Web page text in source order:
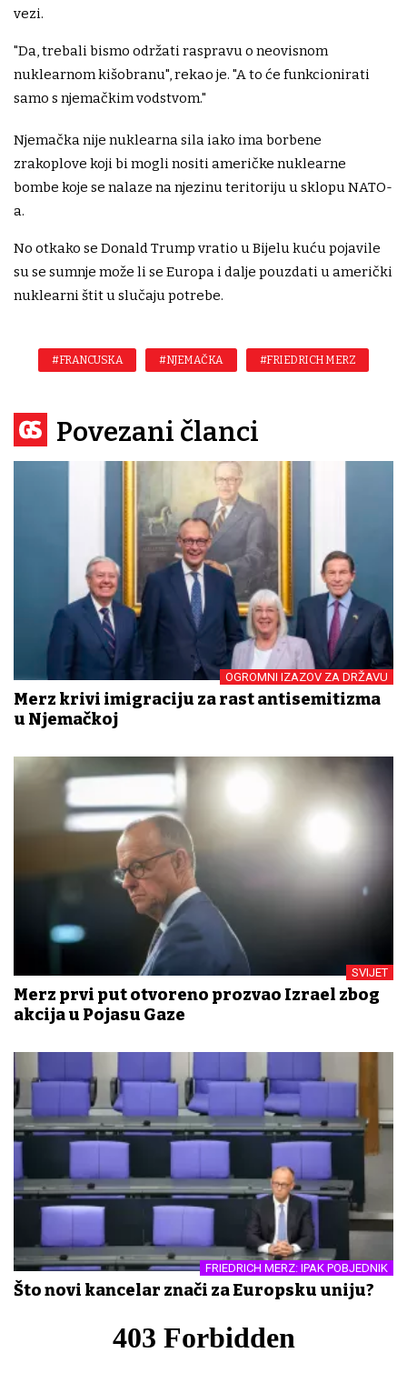
vezi.
"Da, trebali bismo održati raspravu o neovisnom
nuklearnom kišobranu", rekao je. "A to će funkcionirati
samo s njemačkim vodstvom."
Njemačka nije nuklearna sila iako ima borbene
zrakoplove koji bi mogli nositi američke nuklearne
bombe koje se nalaze na njezinu teritoriju u sklopu NATO-
a.
No otkako se Donald Trump vratio u Bijelu kuću pojavile
su se sumnje može li se Europa i dalje pouzdati u američki
nuklearni štit u slučaju potrebe.
#FRANCUSKA #NJEMAČKA #FRIEDRICH MERZ
Povezani članci
OGROMNI IZAZOV ZA DRŽAVU
Merz krivi imigraciju za rast antisemitizma
u Njemačkoj
SVIJET
Merz prvi put otvoreno prozvao Izrael zbog
akcija u Pojasu Gaze
FRIEDRICH MERZ: IPAK POBJEDNIK
Što novi kancelar znači za Europsku uniju?